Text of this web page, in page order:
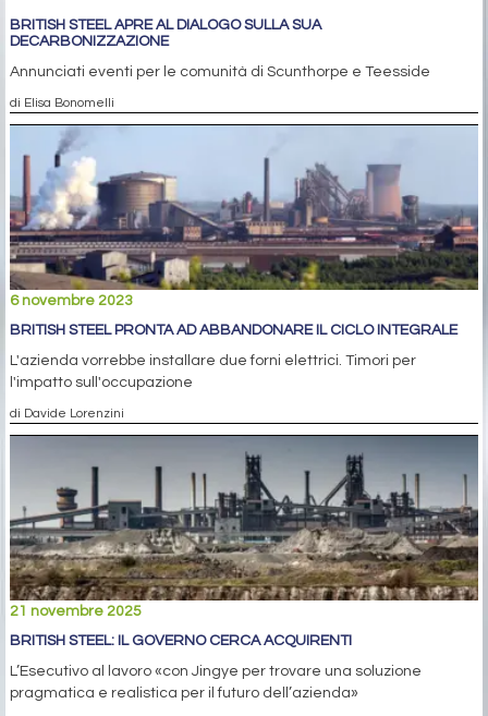
BRITISH STEEL APRE AL DIALOGO SULLA SUA
DECARBONIZZAZIONE
Annunciati eventi per le comunità di Scunthorpe e Teesside
di Elisa Bonomelli
6 novembre 2023
BRITISH STEEL PRONTA AD ABBANDONARE IL CICLO INTEGRALE
L'azienda vorrebbe installare due forni elettrici. Timori per
l'impatto sull'occupazione
di Davide Lorenzini
21 novembre 2025
BRITISH STEEL: IL GOVERNO CERCA ACQUIRENTI
L’Esecutivo al lavoro «con Jingye per trovare una soluzione
pragmatica e realistica per il futuro dell’azienda»